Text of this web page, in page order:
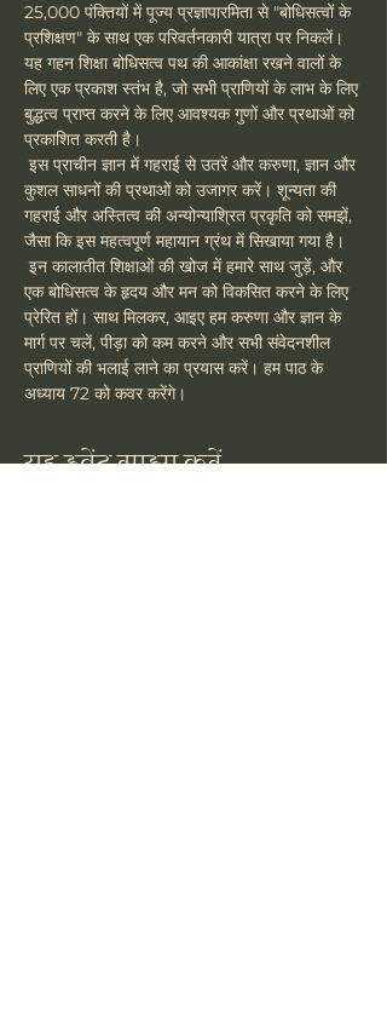
25,000 पंक्तियों में पूज्य प्रज्ञापारमिता से "बोधिसत्वों के
प्रशिक्षण" के साथ एक परिवर्तनकारी यात्रा पर निकलें।
यह गहन शिक्षा बोधिसत्व पथ की आकांक्षा रखने वालों के
लिए एक प्रकाश स्तंभ है, जो सभी प्राणियों के लाभ के लिए
बुद्धत्व प्राप्त करने के लिए आवश्यक गुणों और प्रथाओं को
प्रकाशित करती है।
कुशल साधनों की प्रथाओं को उजागर करें। शून्यता की
गहराई और अस्तित्व की अन्योन्याश्रित प्रकृति को समझें,
जैसा कि इस महत्वपूर्ण महायान ग्रंथ में सिखाया गया है।
एक बोधिसत्व के हृदय और मन को विकसित करने के लिए
प्रेरित हों। साथ मिलकर, आइए हम करुणा और ज्ञान के
मार्ग पर चलें, पीड़ा को कम करने और सभी संवेदनशील
प्राणियों की भलाई लाने का प्रयास करें। हम पाठ के
अध्याय 72 को कवर करेंगे।
यह इवेंट साझा करें